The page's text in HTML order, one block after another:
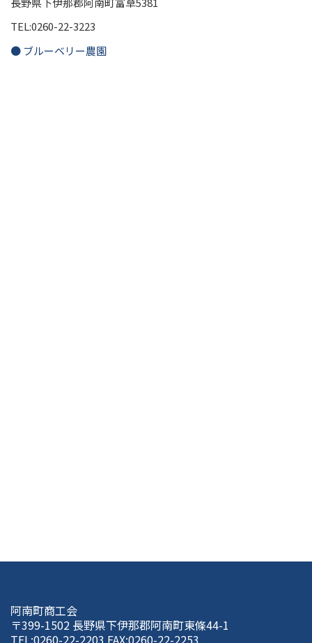
TEL:0260-22-3223
● ブルーベリー農園
阿南町商工会
〒399-1502 長野県下伊那郡阿南町東條44-1
TEL:0260-22-2203 FAX:0260-22-2253